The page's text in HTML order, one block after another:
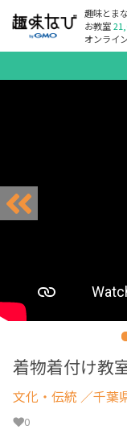
趣味とま
お教室
オンライ
着物着付け教
文化・伝統 ／千葉
0